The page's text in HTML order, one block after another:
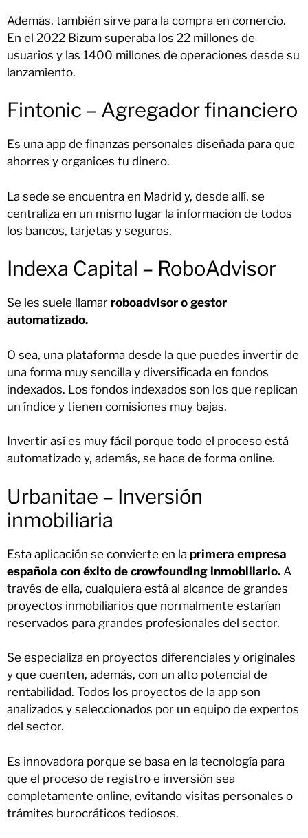
Además, también sirve para la compra en comercio.
En el 2022 Bizum superaba los 22 millones de
usuarios y las 1400 millones de operaciones desde su
lanzamiento.
Fintonic – Agregador financiero
Es una app de finanzas personales diseñada para que
ahorres y organices tu dinero.
La sede se encuentra en Madrid y, desde allí, se
centraliza en un mismo lugar la información de todos
los bancos, tarjetas y seguros.
Indexa Capital – RoboAdvisor
Se les suele llamar roboadvisor o gestor
automatizado.
O sea, una plataforma desde la que puedes invertir de
una forma muy sencilla y diversificada en fondos
indexados. Los fondos indexados son los que replican
un índice y tienen comisiones muy bajas.
Invertir así es muy fácil porque todo el proceso está
automatizado y, además, se hace de forma online.
Urbanitae – Inversión
inmobiliaria
Esta aplicación se convierte en la primera empresa
española con éxito de crowfounding inmobiliario. A
través de ella, cualquiera está al alcance de grandes
proyectos inmobiliarios que normalmente estarían
reservados para grandes profesionales del sector.
Se especializa en proyectos diferenciales y originales
y que cuenten, además, con un alto potencial de
rentabilidad. Todos los proyectos de la app son
analizados y seleccionados por un equipo de expertos
del sector.
Es innovadora porque se basa en la tecnología para
que el proceso de registro e inversión sea
completamente online, evitando visitas personales o
trámites burocráticos tediosos.